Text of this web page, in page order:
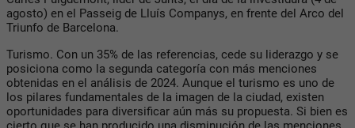
agosto) en el Passeig de Lluís Companys, en frente del Arco del
Triunfo de Barcelona.
Turismo. Con un 35% de las referencias, cede su liderazgo y se
posiciona como la segunda categoría con más menciones
obtenidas en el análisis de 2024. Aunque el turismo es uno de
los pilares fundamentales de la imagen de la ciudad, existen
oportunidades para diversificar aún más su propuesta. Si bien es